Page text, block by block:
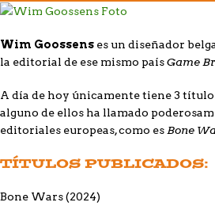
Wim Goossens es un diseñador
la editorial de ese mismo paísGame
A día de hoy únicamente tiene 3
alguno de ellos ha llamado
editoriales europeas, como esBone
TÍTULOS PUBLICADOS:
Bone Wars(2024)